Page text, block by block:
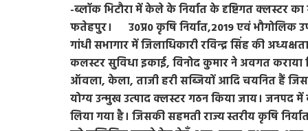
-ब्लॉक भिटौरा में केले के निर्यात के दृष्टिगत क्लस्टर
फतेहपुर। उ0प्र0 कृषि निर्यात,2019 एवं भौगोलिक
गांधी सभागार में जिलाधिकारी रविन्द्र सिंह की
कलस्टर सुविधा इकाई, विनोद कुमार ने अवगत कराया
ऑवला, केला, ताजी हरी सब्जियों आदि चयनित हैं जिसके
योग्य उन्मुख उत्पाद क्लस्टर गठन किया जाय। जनपद
लिया गया है। जिसकी सहमती राज्य स्तरीय कृषि